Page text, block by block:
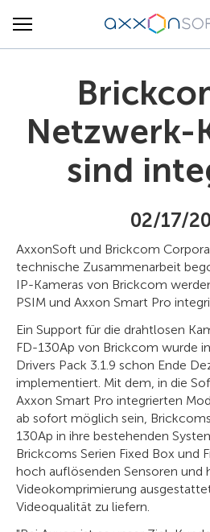
Netzwerk-
sind
02/17/
AxxonSoft und Brickcom
technische Zusammenarbeit
IP-Kameras von Brickcom
PSIM und Axxon Smart Pro
Ein Support für die drahtlosen
FD-130Ap von Brickcom wurde
Drivers Pack 3.1.9 schon Ende
implementiert. Mit dem, in die
Axxon Smart Pro integrierten
ab sofort möglich sein,
130Ap in ihre bestehenden
Brickcoms Serien Fixed Box und
hoch auflösenden Sensoren und
Videokomprimierung
Videoqualität zu liefern.